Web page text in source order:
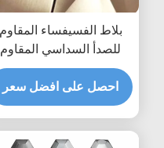
بلاط الفسيفساء المقاوم
للصدأ السداسي المقاوم
للارتداء من الذهب الوردي
الياقوت الأزرق JIS
احصل على افضل سعر